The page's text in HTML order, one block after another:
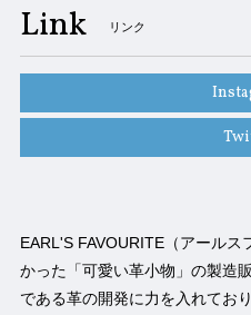
Link リンク
EARL'S FAVOURITE（アール
かった「可愛い革小物」の製造
である革の開発に力を入れてお